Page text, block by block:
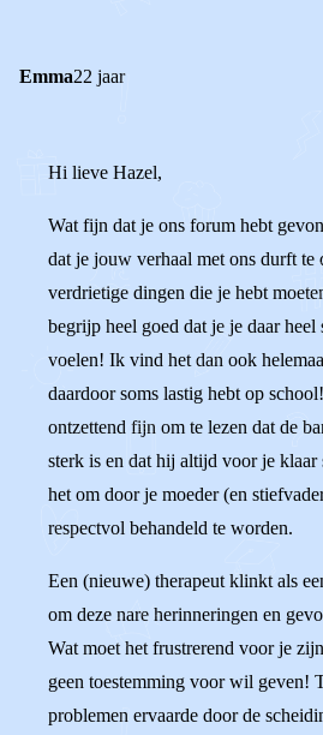
Emma22 jaar
Hi lieve Hazel,
Wat fijn dat je ons forum hebt
dat je jouw verhaal met ons durft te
verdrietige dingen die je hebt
begrijp heel goed dat je je daar heel
voelen! Ik vind het dan ook
daardoor soms lastig hebt op
ontzettend fijn om te lezen dat de
sterk is en dat hij altijd voor je
het om door je moeder (en
respectvol behandeld te worden.
Een (nieuwe) therapeut klinkt als
om deze nare herinneringen en
Wat moet het frustrerend voor je
geen toestemming voor wil geven!
problemen ervaarde door de